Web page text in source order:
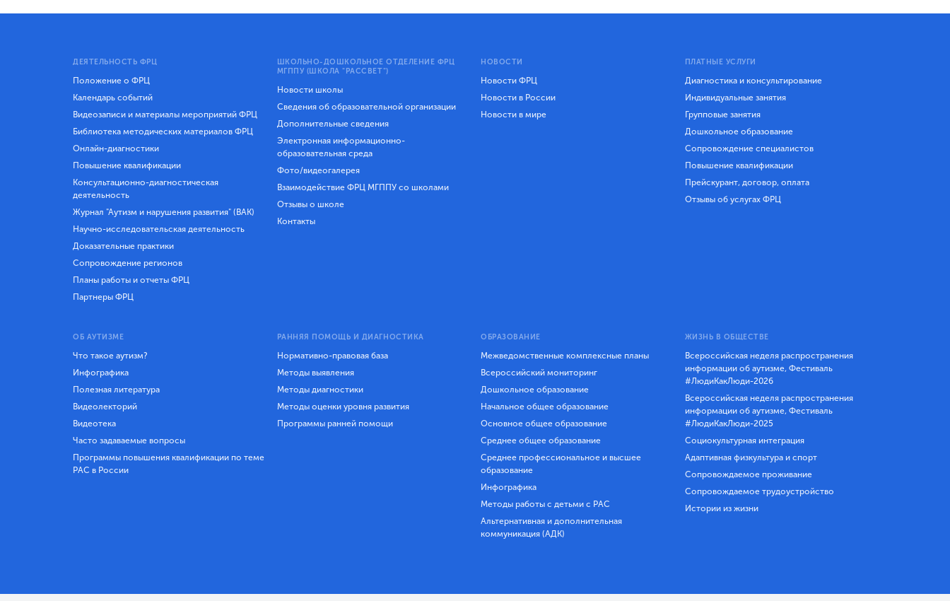
ДЕЯТЕЛЬНОСТЬ ФРЦ
Положение о ФРЦ
Календарь событий
Видеозаписи и материалы мероприятий ФРЦ
Библиотека методических материалов ФРЦ
Онлайн-диагностики
Повышение квалификации
Консультационно-диагностическая
деятельность
Журнал "Аутизм и нарушения развития" (ВАК)
Научно-исследовательская деятельность
Доказательные практики
Сопровождение регионов
Планы работы и отчеты ФРЦ
Партнеры ФРЦ
ШКОЛЬНО-ДОШКОЛЬНОЕ ОТДЕЛЕНИЕ ФРЦ
МГППУ (ШКОЛА "РАССВЕТ")
Новости школы
Сведения об образовательной организации
Дополнительные сведения
Электронная информационно-
образовательная среда
Фото/видеогалерея
Взаимодействие ФРЦ МГППУ со школами
Отзывы о школе
Контакты
НОВОСТИ
Новости ФРЦ
Новости в России
Новости в мире
ПЛАТНЫЕ УСЛУГИ
Диагностика и консультирование
Индивидуальные занятия
Групповые занятия
Дошкольное образование
Сопровождение специалистов
Повышение квалификации
Прейскурант, договор, оплата
Отзывы об услугах ФРЦ
ОБ АУТИЗМЕ
Что такое аутизм?
Инфографика
Полезная литература
Видеолекторий
Видеотека
Часто задаваемые вопросы
Программы повышения квалификации по теме
РАС в России
РАННЯЯ ПОМОЩЬ И ДИАГНОСТИКА
Нормативно-правовая база
Методы выявления
Методы диагностики
Методы оценки уровня развития
Программы ранней помощи
ОБРАЗОВАНИЕ
Межведомственные комплексные планы
Всероссийский мониторинг
Дошкольное образование
Начальное общее образование
Основное общее образование
Среднее общее образование
Среднее профессиональное и высшее
образование
Инфографика
Методы работы с детьми с РАС
Альтернативная и дополнительная
коммуникация (АДК)
ЖИЗНЬ В ОБЩЕСТВЕ
Всероссийская неделя распространения
информации об аутизме, Фестиваль
#ЛюдиКакЛюди-2026
Всероссийская неделя распространения
информации об аутизме, Фестиваль
#ЛюдиКакЛюди-2025
Социокультурная интеграция
Адаптивная физкультура и спорт
Сопровождаемое проживание
Сопровождаемое трудоустройство
Истории из жизни